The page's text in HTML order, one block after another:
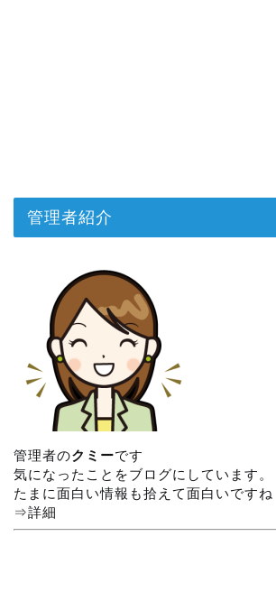
管理者紹介
管理者のクミーです
気になったことをブログにしています。
たまに面白い情報も拾えて面白いですね
⇒詳細